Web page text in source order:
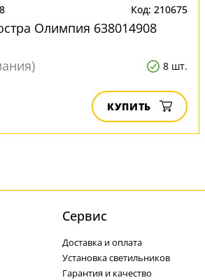
Код: 210675
Олимпия 638014908
8 шт.
КУПИТЬ
Cервис
Доставка и оплата
Установка светильников
Гарантия и качество